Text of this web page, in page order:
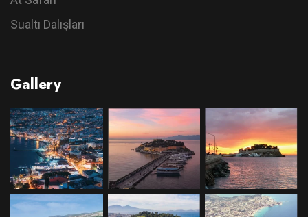
Sualtı Dalışları
Gallery